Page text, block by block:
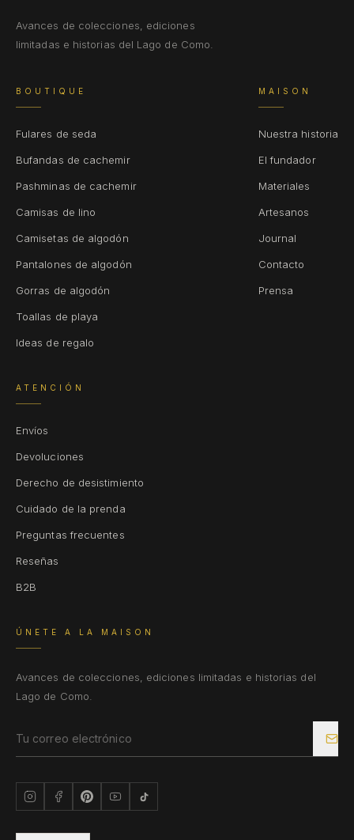
Avances de colecciones, ediciones
limitadas e historias del Lago de Como.
BOUTIQUE
Fulares de seda
Bufandas de cachemir
Pashminas de cachemir
Camisas de lino
Camisetas de algodón
Pantalones de algodón
Gorras de algodón
Toallas de playa
Ideas de regalo
MAISON
Nuestra historia
El fundador
Materiales
Artesanos
Journal
Contacto
Prensa
ATENCIÓN
Envíos
Devoluciones
Derecho de desistimiento
Cuidado de la prenda
Preguntas frecuentes
Reseñas
B2B
ÚNETE A LA MAISON
Avances de colecciones, ediciones limitadas e historias del
Lago de Como.